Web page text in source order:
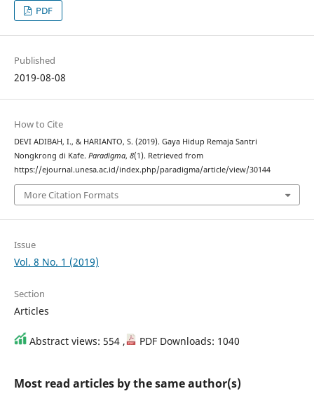
PDF
Published
2019-08-08
How to Cite
DEVI ADIBAH, I., & HARIANTO, S. (2019). Gaya Hidup Remaja Santri
Nongkrong di Kafe. Paradigma, 8(1). Retrieved from
https://ejournal.unesa.ac.id/index.php/paradigma/article/view/30144
More Citation Formats
Issue
Vol. 8 No. 1 (2019)
Section
Articles
Abstract views: 554 , PDF Downloads: 1040
Most read articles by the same author(s)